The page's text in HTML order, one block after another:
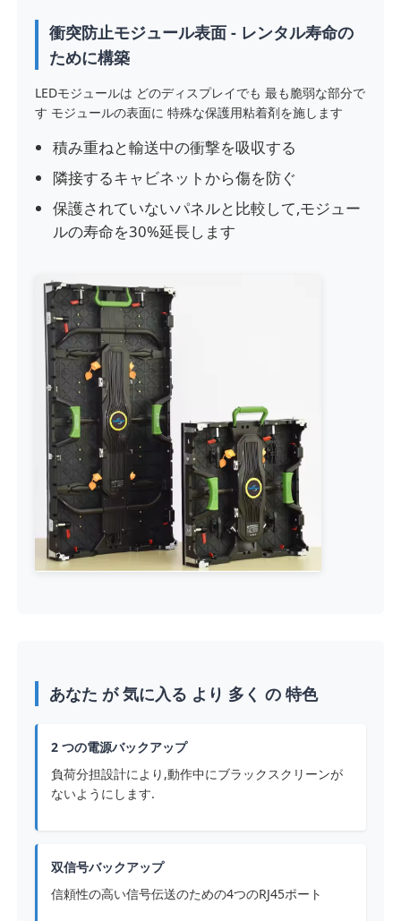
SMD LEDスクリーン
屋外用LEDディスプレイボード
屋外の導かれた看板
衝突防止モジュール表面 - レンタル寿命の
ために構築
LEDモジュールは どのディスプレイでも 最も脆弱な部分で
す モジュールの表面に 特殊な保護用粘着剤を施します
積み重ねと輸送中の衝撃を吸収する
隣接するキャビネットから傷を防ぐ
保護されていないパネルと比較して,モジュー
ルの寿命を30%延長します
あなた が 気に入る より 多く の 特色
2 つの電源バックアップ
負荷分担設計により,動作中にブラックスクリーンが
ないようにします.
双信号バックアップ
信頼性の高い信号伝送のための4つのRJ45ポート